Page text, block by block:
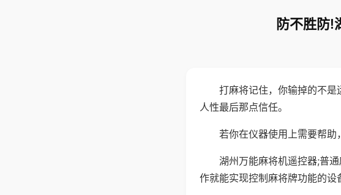
防不胜防!
打麻将记住，你输掉的不
人性最后那点信任。
若你在仪器使用上需要帮助
湖州万能麻将机遥控器;普
作就能实现控制麻将牌功能的设